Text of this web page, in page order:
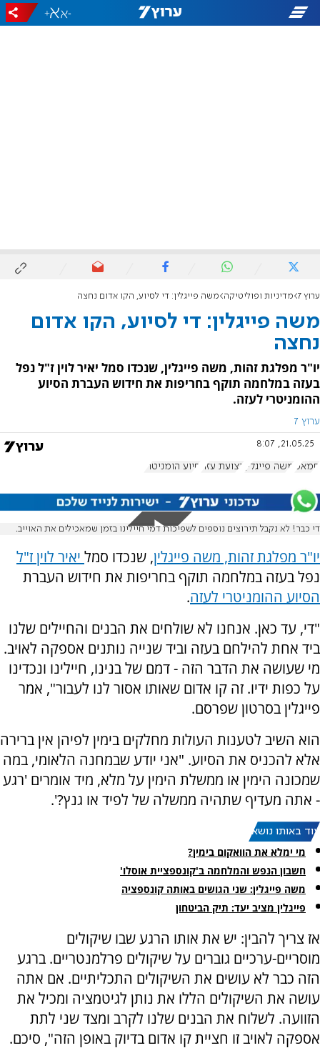
-
+
ערוץ 7 מדיניות ופוליטיקה משה פייגלין: די לסיוע, הקו אדום נחצה
משה פייגלין: די לסיוע, הקו אדום
נחצה
יו"ר מפלגת זהות, משה פייגלין, שנכדו סמל יאיר לוין ז"ל נפל
בעזה במלחמה תוקף בחריפות את חידוש העברת הסיוע
ההומניטרי לעזה.
ערוץ 7
21.05.25, 8:07
חמאס משה פייגלין רצועת עזה סיוע הומניטרי
די כבר! לא נקבל תירוצים נוספים לשפיכות דמי חיילינו בזמן שמאכילים את האוייב.
יו"ר מפלגת זהות, משה פייגלין, שנכדו סמל יאיר לוין ז"ל
נפל בעזה במלחמה תוקף בחריפות את חידוש העברת
הסיוע ההומניטרי לעזה.
"די, עד כאן. אנחנו לא שולחים את הבנים והחיילים שלנו
ביד אחת להילחם בעזה וביד שנייה נותנים אספקה לאויב.
מי שעושה את הדבר הזה - דמם של בנינו, חיילינו ונכדינו
על כפות ידיו. זה קו אדום שאותו אסור לנו לעבור", אמר
פייגלין בסרטון שפרסם.
הוא השיב לטענות העולות מחלקים בימין לפיהן אין ברירה
אלא להכניס את הסיוע. "אני יודע שבמחנה הלאומי, במה
שמכונה הימין או ממשלת הימין על מלא, מיד אומרים 'רגע
- אתה מעדיף שתהיה ממשלה של לפיד או גנץ?'.
עוד באותו נושא:
מי ימלא את הוואקום בימין?
חשבון הנפש והמלחמה ב'קונספציית אוסלו'
משה פייגלין: שני הגושים באותה קונספציה
פייגלין מציב יעד: תיק הביטחון
אז צריך להבין: יש את אותו הרגע שבו שיקולים
מוסריים-ערכיים גוברים על שיקולים פרלמנטריים. ברגע
הזה כבר לא עושים את השיקולים התכליתיים. אם אתה
עושה את השיקולים הללו את נותן לגיטמציה ומכיל את
הזוועה. לשלוח את הבנים שלנו לקרב ומצד שני לתת
אספקה לאויב זו חציית קו אדום בדיוק באופן הזה", סיכם.